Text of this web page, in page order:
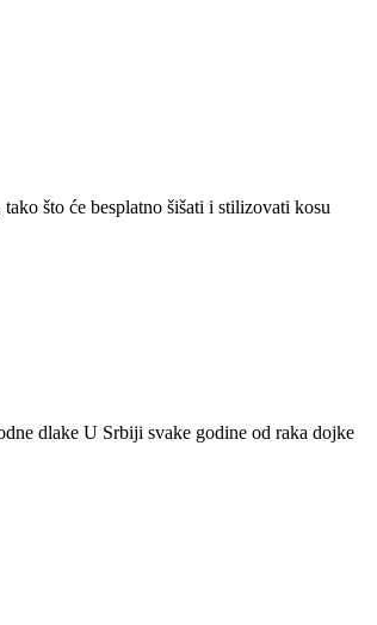
što će besplatno šišati i stilizovati kosu
dlake U Srbiji svake godine od raka dojke